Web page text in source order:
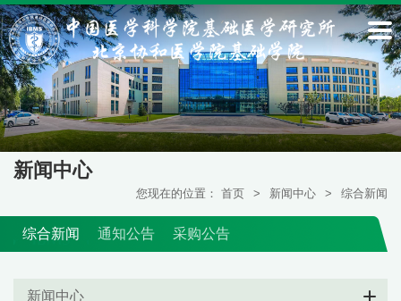
新闻中心
您现在的位置： 首页 > 新闻中心 > 综合新闻
综合新闻 通知公告 采购公告
新闻中心